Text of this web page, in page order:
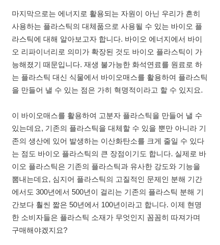
마지막으로는 에너지로 활용되는 자원이 아닌 우리가 흔히
사용하는 플라스틱의 대체품으로 사용될 수 있는 바이오 플
라스틱에 대해 알아보고자 합니다. 바이오 에너지에서 바이
오 리파이너리로 의미가 확장된 것도 바이오 플라스틱이 가
능해졌기 때문입니다. 재생 불가능한 화석연료를 원료로 하
는 플라스틱 대신 식물에서 바이오매스를 활용하여 플라스틱
을 만들어 낼 수 있는 점은 가히 혁명적이라고 할 수 있지요.
이 바이오매스를 활용하여 고분자 플라스틱을 만들어 낼 수
있는데요, 기존의 플라스틱을 대체할 수 있을 뿐만 아니라 기
존의 생산에 있어 발생하는 이산화탄소를 크게 줄일 수 있다
는 점도 바이오 플라스틱의 큰 장점이기도 합니다. 실제로 바
이오 플라스틱은 기존의 플라스틱과 유사한 강도와 기능을
뽐내는데요, 심지어 플라스틱의 고질적인 문제인 분해 기간
에서도 300년에서 500년이 걸리는 기존의 플라스틱 분해 기
간보다 훨씬 짧은 50년에서 100년이라고 합니다. 이제 현명
한 소비자들은 플라스틱 소재가 무엇인지 꼼꼼히 따져가며
구매해야겠지요?